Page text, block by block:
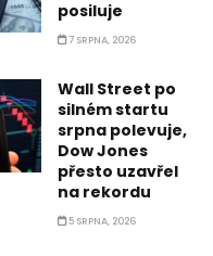
posiluje
7 SRPNA, 2026
Wall Street po
silném startu
srpna polevuje,
Dow Jones
přesto uzavřel
na rekordu
5 SRPNA, 2026